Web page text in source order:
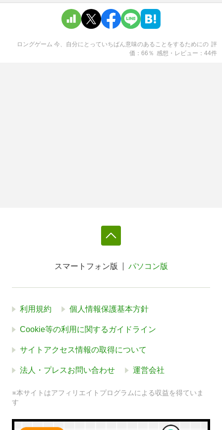
ロングゲーム 今、自分にとっていちばん意味のあることをするためにの 評
価
66 ％ 感想・レビュー 44件
スマートフォン版 パソコン版
利用規約 個人情報保護基本方針
Cookie等の利用に関するガイドライン
サイトアクセス情報の取得について
法人・プレスお問い合わせ 運営会社
※本サイトはアフィリエイトプログラムによる収益を得ていま
す